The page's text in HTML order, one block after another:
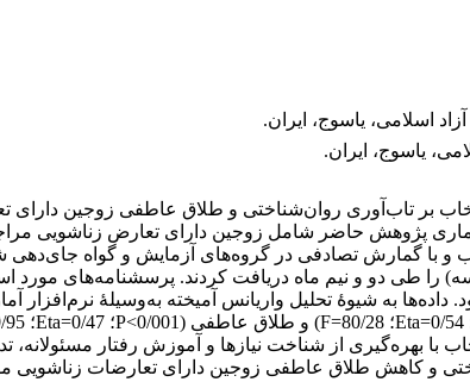
اسلامی، یاسوج، ایران.
یاسوج، ایران.
بر تاب‌آوری روان‌شناختی و طلاق عاطفی زوجین دارای
گروه آزمایش مداخلۀ آموزش غنی‌سازی روابط زوجین مبتنی بر نظریۀ انتخاب (10 جلسه) را طی دو و نیم
از شناخت نیازها و آموزش رفتار مسئولانه،
و کاهش طلاق عاطفی زوجین دارای تعارضات زناشویی